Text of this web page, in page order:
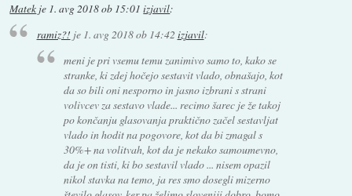
Matek je 1. avg 2018 ob 15:01 izjavil:
ramiz?! je 1. avg 2018 ob 14:42 izjavil:
meni je pri vsemu temu zanimivo samo to, kako se
stranke, ki zdej hočejo sestavit vlado, obnašajo, kot
da so bili oni nesporno in jasno izbrani s strani
volivcev za sestavo vlade... recimo šarec je že takoj
po končanju glasovanja praktično začel sestavljat
vlado in hodit na pogovore, kot da bi zmagal s
30%+ na volitvah, kot da je nekako samoumevno,
da je on tisti, ki bo sestavil vlado ... nisem opazil
nikol stavka na temo, ja res smo dosegli mizerno